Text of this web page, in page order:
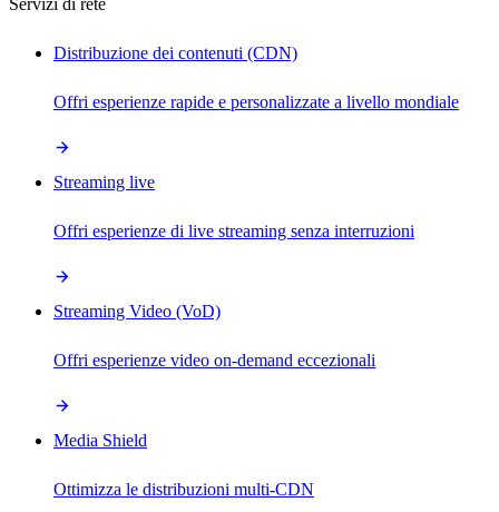
Servizi di rete
Distribuzione dei contenuti (CDN)
Offri esperienze rapide e personalizzate a livello mondiale
Streaming live
Offri esperienze di live streaming senza interruzioni
Streaming Video (VoD)
Offri esperienze video on-demand eccezionali
Media Shield
Ottimizza le distribuzioni multi-CDN